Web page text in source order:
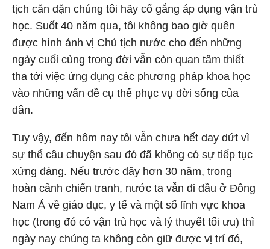
tịch căn dặn chúng tôi hãy cố gắng áp dụng vận trù
học. Suốt 40 năm qua, tôi không bao giờ quên
được hình ảnh vị Chủ tịch nước cho đến những
ngày cuối cùng trong đời vẫn còn quan tâm thiết
tha tới việc ứng dụng các phương pháp khoa học
vào những vấn đề cụ thể phục vụ đời sống của
dân.
Tuy vậy, đến hôm nay tôi vẫn chưa hết day dứt vì
sự thể câu chuyện sau đó đã không có sự tiếp tục
xứng đáng. Nếu trước đây hơn 30 năm, trong
hoàn cảnh chiến tranh, nước ta vẫn đi đầu ở Đông
Nam Á về giáo dục, y tế và một số lĩnh vực khoa
học (trong đó có vận trù học và lý thuyết tối ưu) thì
ngày nay chúng ta không còn giữ được vị trí đó,